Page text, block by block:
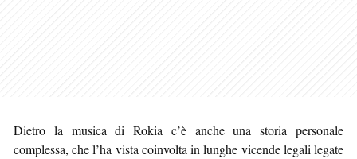
Dietro la musica di Rokia c’è anche una storia personale
complessa, che l’ha vista coinvolta in lunghe vicende legali legate